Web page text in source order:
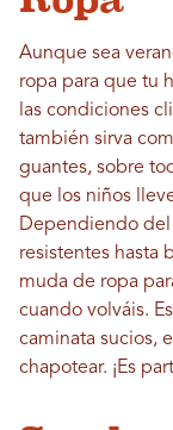
Aunque sea
ropa para que tu
las condiciones
también sirva
guantes, sobre
que los niños
Dependiendo del
resistentes hasta
muda de ropa
cuando volváis.
caminata sucios,
chapotear. ¡Es